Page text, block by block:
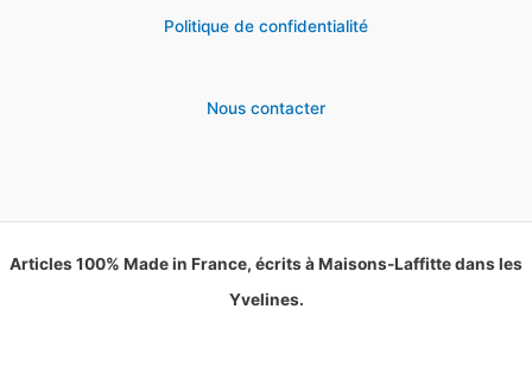
Politique de confidentialité
Nous contacter
Articles 100% Made in France, écrits à Maisons-Laffitte dans les
Yvelines.